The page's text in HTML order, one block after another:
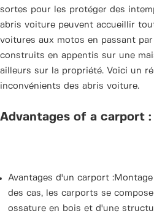
sortes pour les protéger des
abris voiture peuvent accueillir
voitures aux motos en passant
construits en appentis sur une
ailleurs sur la propriété. Voici un
inconvénients des abris voiture.
Advantages of a carport :
Avantages d'un carport
des cas, les carports se
ossature en bois et d'une